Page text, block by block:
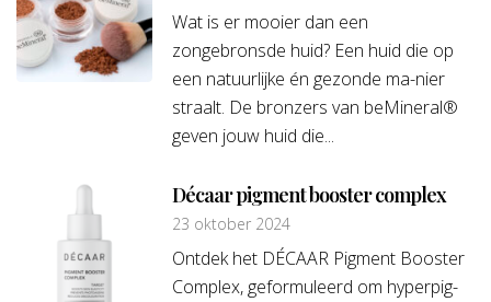
Wat is er mooier dan een
zongebronsde huid? Een huid die op
een natuurlijke én gezonde ma-nier
straalt. De bronzers van beMineral®
geven jouw huid die...
Décaar pigment booster complex
23 oktober 2024
Ontdek het DÉCAAR Pigment Booster
Complex, geformuleerd om hyperpig-